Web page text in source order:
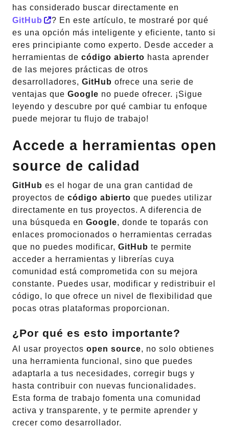
has considerado buscar directamente en
GitHub
? En este artículo, te mostraré por qué
es una opción más inteligente y eficiente, tanto si
eres principiante como experto. Desde acceder a
herramientas de código abierto hasta aprender
de las mejores prácticas de otros
desarrolladores, GitHub ofrece una serie de
ventajas que Google no puede ofrecer. ¡Sigue
leyendo y descubre por qué cambiar tu enfoque
puede mejorar tu flujo de trabajo!
Accede a herramientas open
source de calidad
GitHub es el hogar de una gran cantidad de
proyectos de código abierto que puedes utilizar
directamente en tus proyectos. A diferencia de
una búsqueda en Google, donde te toparás con
enlaces promocionados o herramientas cerradas
que no puedes modificar, GitHub te permite
acceder a herramientas y librerías cuya
comunidad está comprometida con su mejora
constante. Puedes usar, modificar y redistribuir el
código, lo que ofrece un nivel de flexibilidad que
pocas otras plataformas proporcionan.
¿Por qué es esto importante?
Al usar proyectos open source, no solo obtienes
una herramienta funcional, sino que puedes
adaptarla a tus necesidades, corregir bugs y
hasta contribuir con nuevas funcionalidades.
Esta forma de trabajo fomenta una comunidad
activa y transparente, y te permite aprender y
crecer como desarrollador.